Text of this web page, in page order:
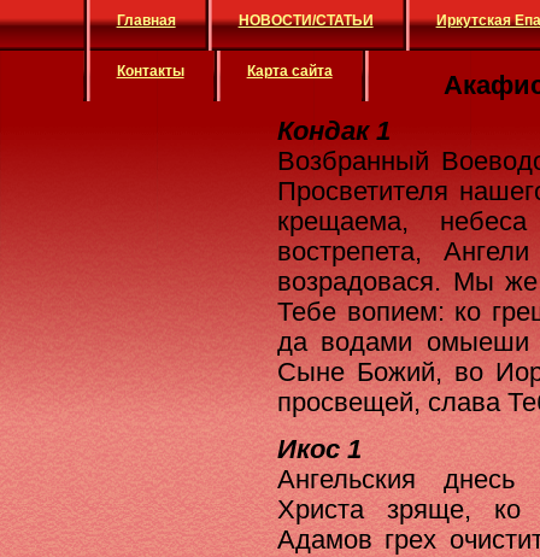
Главная НОВОСТИ/СТАТЬИ Иркутская
Контакты Карта сайта
Кондак 1
Возбранный
Просветителя
крещаема,
вострепета,
возрадовася. Мы же
Тебе вопием: ко
да водами омыеши
Сыне Божий, во
просвещей, слава
Икос 1
Ангельския
Христа зряще, ко
Адамов грех